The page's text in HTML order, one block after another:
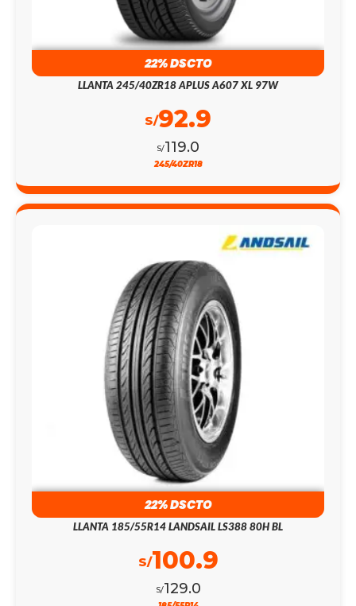
22% DSCTO
LLANTA 245/40ZR18 APLUS A607 XL 97W
S/119.0
S/92.9
245/40ZR18
22% DSCTO
LLANTA 185/55R14 LANDSAIL LS388 80H BL
S/129.0
S/100.9